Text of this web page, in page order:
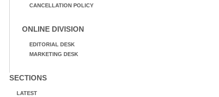
CANCELLATION POLICY
ONLINE DIVISION
EDITORIAL DESK
MARKETING DESK
SECTIONS
LATEST